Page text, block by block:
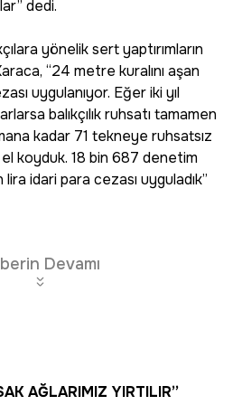
dedi.
yönelik sert yaptırımların
“24 metre kuralını aşan
uygulanıyor. Eğer iki yıl
balıkçılık ruhsatı tamamen
kadar 71 tekneye ruhsatsız
el koyduk. 18 bin 687 denetim
idari para cezası uyguladık”
Devamı
AĞLARIMIZ YIRTILIR”